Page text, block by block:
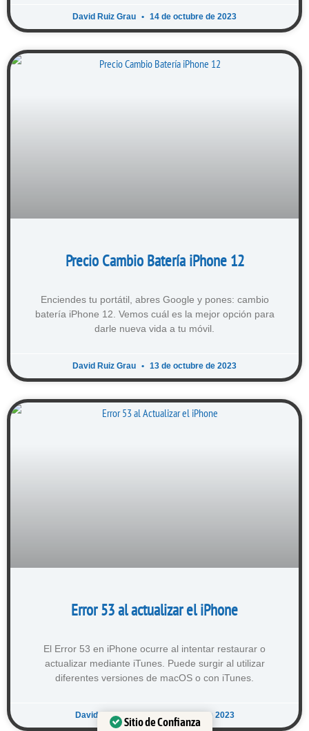
David Ruiz Grau 14 de octubre de 2023
Precio Cambio Batería iPhone 12
Enciendes tu portátil, abres Google y pones: cambio
batería iPhone 12. Vemos cuál es la mejor opción para
darle nueva vida a tu móvil.
David Ruiz Grau 13 de octubre de 2023
Error 53 al actualizar el iPhone
El Error 53 en iPhone ocurre al intentar restaurar o
actualizar mediante iTunes. Puede surgir al utilizar
diferentes versiones de macOS o con iTunes.
David Ruiz Grau 9 de octubre de 2023
Sitio de Confianza